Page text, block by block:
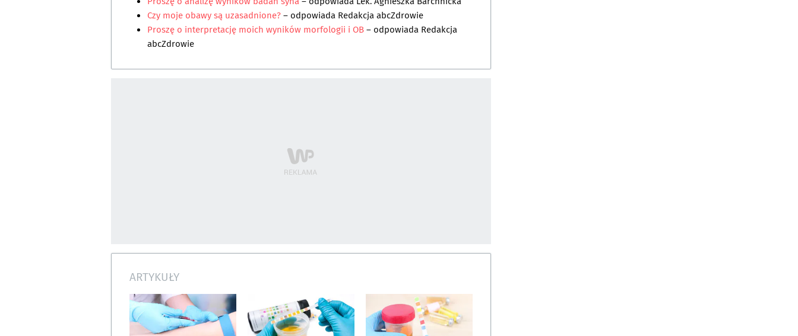
Czy moje obawy są uzasadnione?– odpowiada Redakcja abcZdrowie
Proszę o interpretację moich wyników morfologii i OB– odpowiada Redakcja
abcZdrowie
ARTYKUŁY